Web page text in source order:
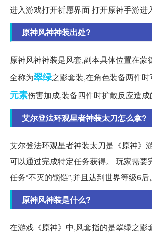
进入游戏打开祈愿界面 打开原神手游进
原神风神神装出处?
原神风神神装是风套,副本具体位置在蒙
全称为翠绿之影套装,在角色装备两件
元素伤害加成,装备四件时扩散反应造成
艾尔登法环观星者神装太刀怎么拿?
艾尔登法环观星者神装太刀是《原神》
可以通过完成特定任务获得。 玩家需要
任务“不灭的锁链”,并且达到世界等级6后,
原神风神装是什么?
在游戏《原神》中,风套指的是翠绿之影